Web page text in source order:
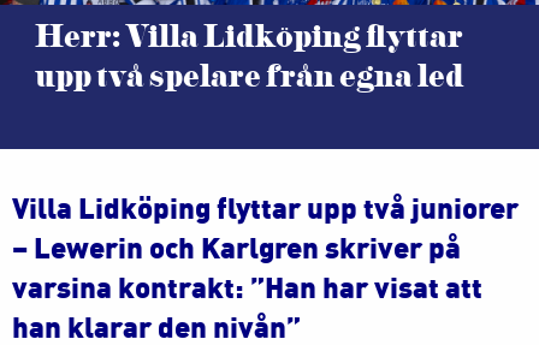
Herr: Villa Lidköping flyttar
upp två spelare från egna led
Villa Lidköping flyttar upp två juniorer
– Lewerin och Karlgren skriver på
varsina kontrakt: ”Han har visat att
han klarar den nivån”